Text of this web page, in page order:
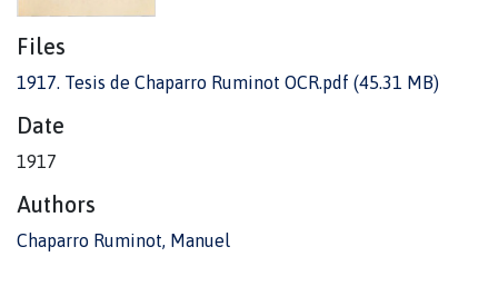
Files
1917. Tesis de Chaparro Ruminot OCR.pdf (45.31 MB)
Date
1917
Authors
Chaparro Ruminot, Manuel